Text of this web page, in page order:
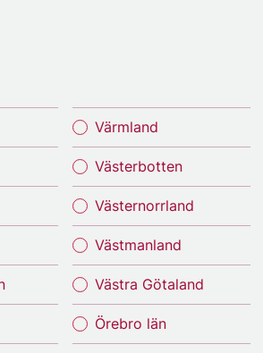
Värmland
Västerbotten
Västernorrland
Västmanland
Västra Götaland
Örebro län